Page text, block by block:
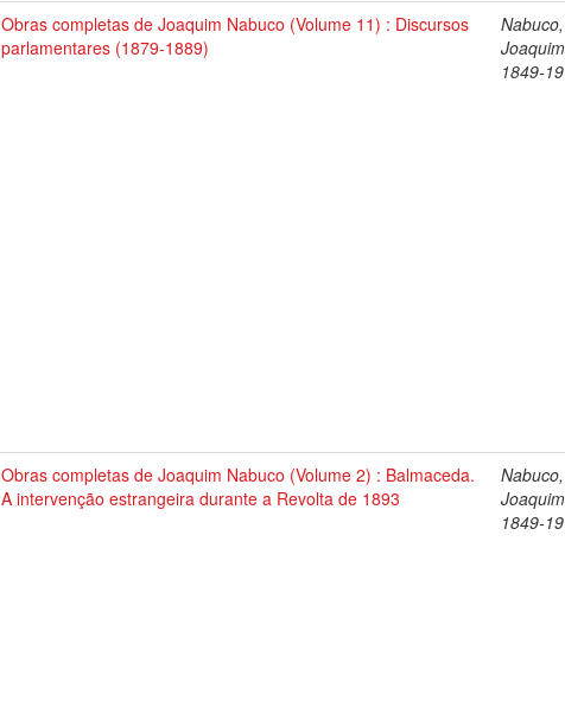
Obras completas de Joaquim Nabuco (Volume 11) : Discursos
parlamentares (1879-1889)
Nabuco,
1849-
Obras completas de Joaquim Nabuco (Volume 2) : Balmaceda.
A intervenção estrangeira durante a Revolta de 1893
Nabuco,
1849-